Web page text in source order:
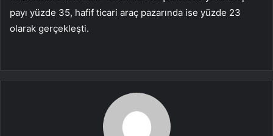
payı yüzde 35, hafif ticari araç pazarında ise yüzde 23
olarak gerçekleşti.